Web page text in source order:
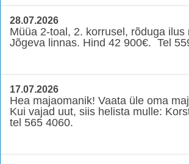
28.07.2026
Müüa 2-toal, 2. korrusel, rõduga ilus
Jõgeva linnas. Hind 42 900€. Tel
17.07.2026
Hea majaomanik! Vaata üle oma
Kui vajad uut, siis helista mulle:
tel 565 4060.